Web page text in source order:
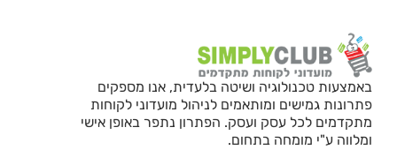
באמצעות טכנולוגיה ושיטה בלעדית, אנו מספקים
פתרונות גמישים ומותאמים לניהול מועדוני לקוחות
מתקדמים לכל עסק ועסק. הפתרון נתפר באופן אישי
ומלווה ע"י מומחה בתחום.